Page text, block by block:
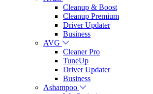
Cleanup & Boost
Cleanup Premium
Driver Updater
Business
AVG
Cleaner Pro
TuneUp
Driver Updater
Business
Ashampoo